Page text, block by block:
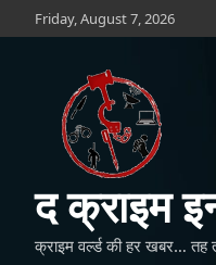
to
Friday, August 7, 2026
द क्राइम
क्राइम वर्ल्ड की हर खबर… तह